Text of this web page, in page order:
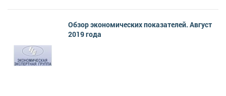
Обзор экономических показателей. Август
2019 года